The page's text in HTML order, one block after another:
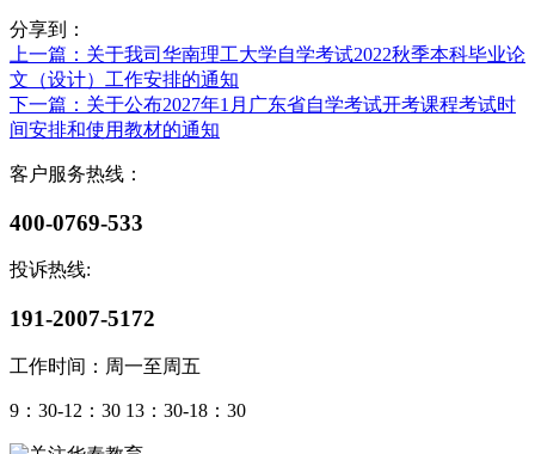
分享到：
上一篇 ：关于我司华南理工大学自学考试2022秋季本科毕业论
文（设计）工作安排的通知
下一篇 ：关于公布2027年1月广东省自学考试开考课程考试时
间安排和使用教材的通知
客户服务热线：
400-0769-533
投诉热线:
191-2007-5172
工作时间：周一至周五
9：30-12：30 13：30-18：30